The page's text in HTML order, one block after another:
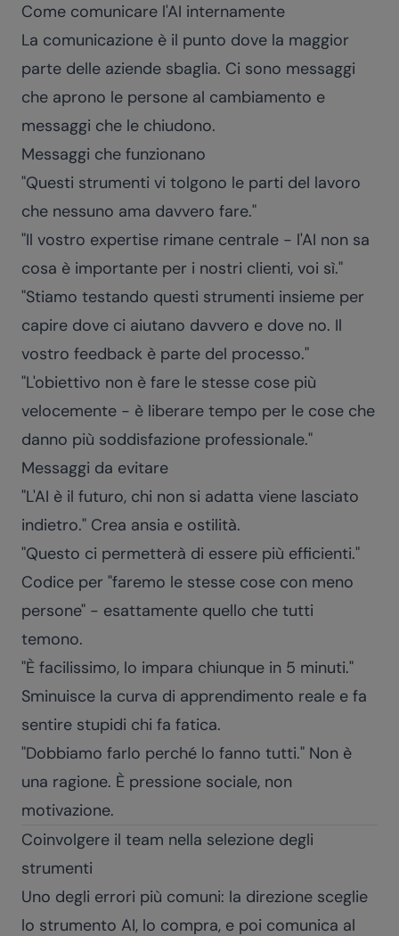
Come comunicare l'AI internamente
La comunicazione è il punto dove la maggior
parte delle aziende sbaglia. Ci sono messaggi
che aprono le persone al cambiamento e
messaggi che le chiudono.
Messaggi che funzionano
"Questi strumenti vi tolgono le parti del lavoro
che nessuno ama davvero fare."
"Il vostro expertise rimane centrale - l'AI non sa
cosa è importante per i nostri clienti, voi sì."
"Stiamo testando questi strumenti insieme per
capire dove ci aiutano davvero e dove no. Il
vostro feedback è parte del processo."
"L'obiettivo non è fare le stesse cose più
velocemente - è liberare tempo per le cose che
danno più soddisfazione professionale."
Messaggi da evitare
"L'AI è il futuro, chi non si adatta viene lasciato
indietro." Crea ansia e ostilità.
"Questo ci permetterà di essere più efficienti."
Codice per "faremo le stesse cose con meno
persone" - esattamente quello che tutti
temono.
"È facilissimo, lo impara chiunque in 5 minuti."
Sminuisce la curva di apprendimento reale e fa
sentire stupidi chi fa fatica.
"Dobbiamo farlo perché lo fanno tutti." Non è
una ragione. È pressione sociale, non
motivazione.
Coinvolgere il team nella selezione degli
strumenti
Uno degli errori più comuni: la direzione sceglie
lo strumento AI, lo compra, e poi comunica al